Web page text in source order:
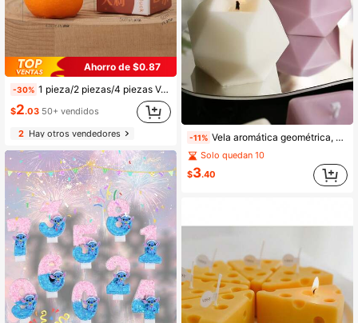
Ahorro de $0.87
-30% 1 pieza/2 piezas/4 piezas Velas de cera con diseños de cítricos feos, velas perfumadas hechas a mano, recuerdos de boda, regalos, regalos de cumpleaños, recuerdos de fiesta - Recuerdos creativos, props de fotografía, decoración de escena, aromaterapia, regalos navideños, regalos de fiesta, decoración navideña
$2.03 50+ vendidos
2Hay otros vendedores -11% Vela aromática geométrica, adorno decorativo, vela de cumpleaños, cera de soja, vela cúbica multifacética, vela aromática creativa hecha a mano, estilo nórdico, decoración del hogar de alta gama, banquete de boda, vela de regalo
Solo quedan 10
$3.40